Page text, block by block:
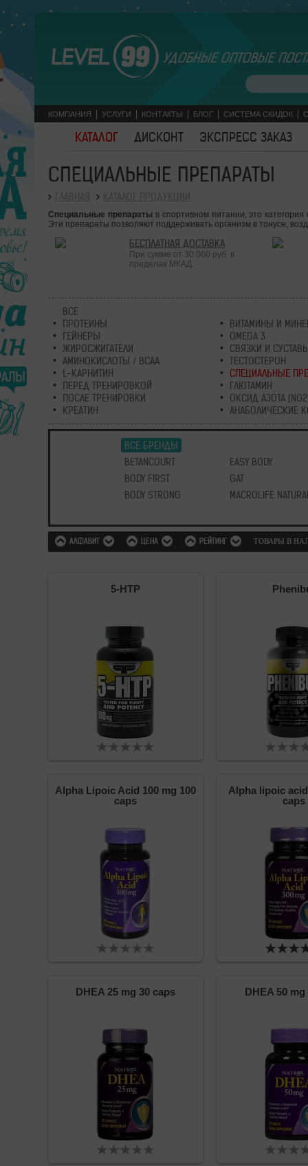
УДОБНЫЕ ОПТОВЫЕ
КОМПАНИЯ УСЛУГИ КОНТАКТЫ БЛОГ СИСТЕМА СКИДОК
КАТАЛОГ ДИСКОНТ ЭКСПРЕСС ЗАКАЗ
СПЕЦИАЛЬНЫЕ ПРЕПАРАТЫ
Специальные препаратыв спортивном питании, это
Эти препараты позволяют поддерживать организм в тонусе,
БЕСПЛАТНАЯ ДОСТАВКА
При сумме от 30.000 руб. в
пределах МКАД.
ВСЕ
ПРОТЕИНЫ
ГЕЙНЕРЫ
ЖИРОСЖИГАТЕЛИ
АМИНОКИСЛОТЫ / BCAA
L-КАРНИТИН
ПЕРЕД ТРЕНИРОВКОЙ
ПОСЛЕ ТРЕНИРОВКИ
КРЕАТИН
ВИТАМИНЫ И
OMEGA 3
СВЯЗКИ И
ТЕСТОСТЕРОН
СПЕЦИАЛЬНЫЕ
ГЛЮТАМИН
ОКСИД АЗОТА
АНАБОЛИЧЕСКИЕ
ВСЕ БРЕНДЫ
BETANCOURT
BODY FIRST
BODY STRONG
EASY BODY
GAT
MACROLIFE
АЛФАВИТ ЦЕНА РЕЙТИНГ ТОВАРЫ В
5-HTP
Alpha Lipoic Acid 100 mg 100
caps
Alpha lipoic
caps
DHEA 25 mg 30 caps DHEA 50